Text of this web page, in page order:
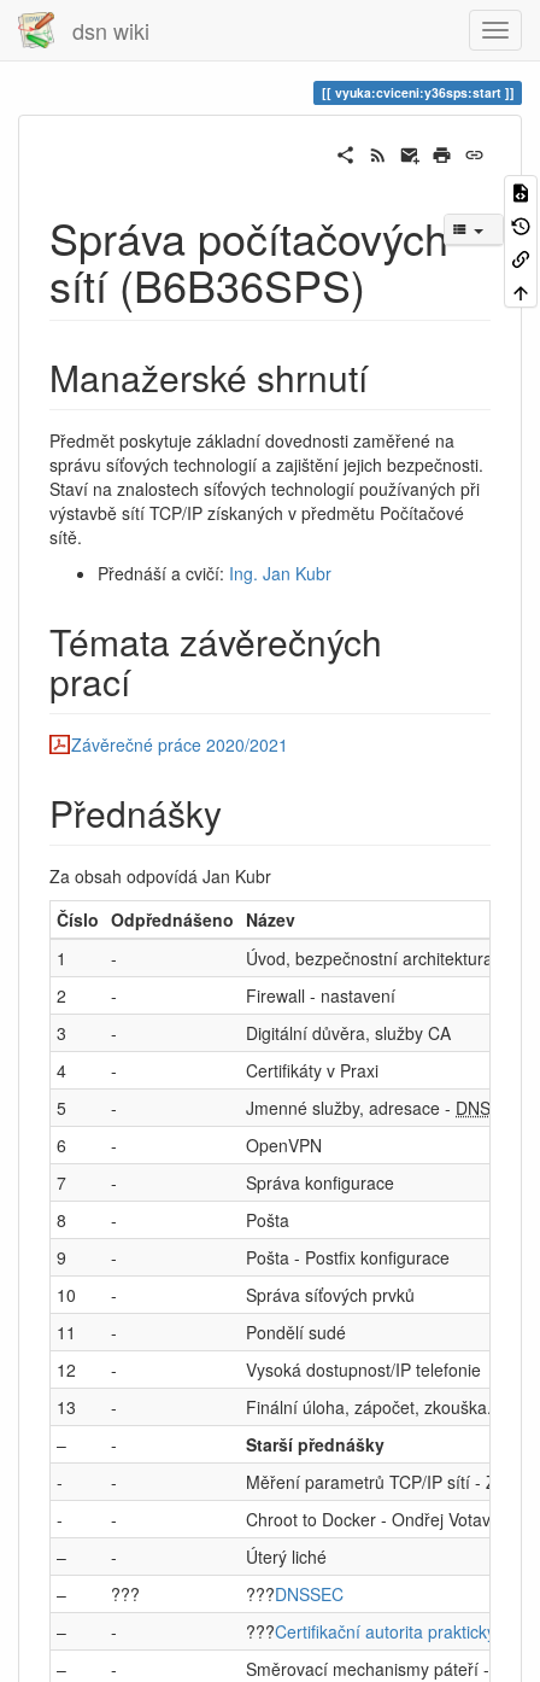
dsn wiki
vyuka:cviceni:y36sps:start
Správa počítačových
sítí (B6B36SPS)
Manažerské shrnutí
Předmět poskytuje základní dovednosti zaměřené na
správu síťových technologií a zajištění jejich bezpečnosti.
Staví na znalostech síťových technologií používaných při
výstavbě sítí TCP/IP získaných v předmětu Počítačové
sítě.
Přednáší a cvičí: Ing. Jan Kubr
Témata závěrečných
prací
Závěrečné práce 2020/2021
Přednášky
Za obsah odpovídá Jan Kubr
Číslo Odpřednášeno Název
1
-
Úvod, bezpečnostní architektura
2
-
Firewall - nastavení
3
-
Digitální důvěra, služby CA
4
-
Certifikáty v Praxi
5
- Jmenné služby, adresace - DNS
6
-
OpenVPN
7
-
Správa konfigurace
8
-
Pošta
9
-
Pošta - Postfix konfigurace
10
-
Správa síťových prvků
11
-
Pondělí sudé
12
-
Vysoká dostupnost/IP telefonie
13
-
Finální úloha, zápočet, zkouška.
–
-
Starší přednášky
-
-
Měření parametrů TCP/IP sítí -
-
-
Chroot to Docker - Ondřej Votava
–
-
Úterý liché
–
??? ???DNSSEC
–
- ???Certifikační autorita prakticky
–
- Směrovací mechanismy páteří - EGP,